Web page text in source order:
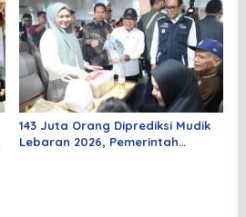
143 Juta Orang Diprediksi Mudik
Lebaran 2026, Pemerintah